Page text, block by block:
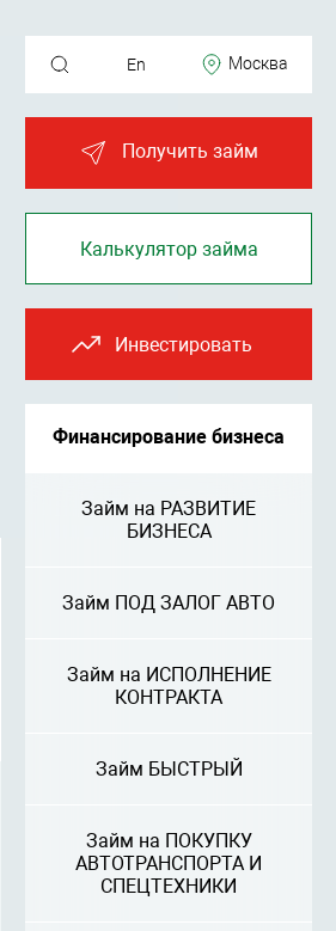
En Москва
Получить займ
Калькулятор займа
Инвестировать
Финансирование бизнеса
Займ на РАЗВИТИЕ
БИЗНЕСА
Займ ПОД ЗАЛОГ АВТО
Займ на ИСПОЛНЕНИЕ
КОНТРАКТА
Займ БЫСТРЫЙ
Займ на ПОКУПКУ
АВТОТРАНСПОРТА И
СПЕЦТЕХНИКИ